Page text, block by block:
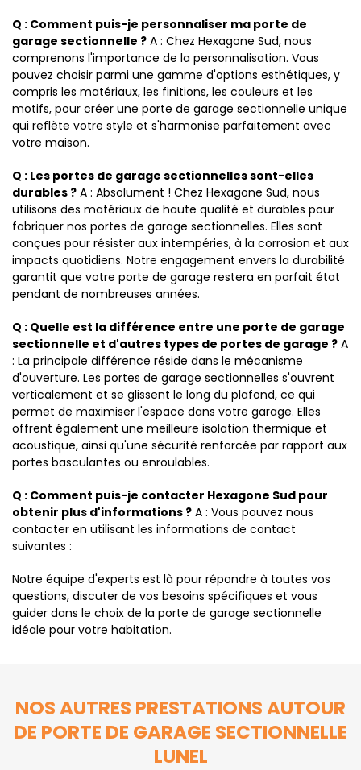
Q : Comment puis-je personnaliser ma porte de
garage sectionnelle ? A : Chez Hexagone Sud, nous
comprenons l'importance de la personnalisation. Vous
pouvez choisir parmi une gamme d'options esthétiques, y
compris les matériaux, les finitions, les couleurs et les
motifs, pour créer une porte de garage sectionnelle unique
qui reflète votre style et s'harmonise parfaitement avec
votre maison.
Q : Les portes de garage sectionnelles sont-elles
durables ? A : Absolument ! Chez Hexagone Sud, nous
utilisons des matériaux de haute qualité et durables pour
fabriquer nos portes de garage sectionnelles. Elles sont
conçues pour résister aux intempéries, à la corrosion et aux
impacts quotidiens. Notre engagement envers la durabilité
garantit que votre porte de garage restera en parfait état
pendant de nombreuses années.
Q : Quelle est la différence entre une porte de garage
sectionnelle et d'autres types de portes de garage ? A
: La principale différence réside dans le mécanisme
d'ouverture. Les portes de garage sectionnelles s'ouvrent
verticalement et se glissent le long du plafond, ce qui
permet de maximiser l'espace dans votre garage. Elles
offrent également une meilleure isolation thermique et
acoustique, ainsi qu'une sécurité renforcée par rapport aux
portes basculantes ou enroulables.
Q : Comment puis-je contacter Hexagone Sud pour
obtenir plus d'informations ? A : Vous pouvez nous
contacter en utilisant les informations de contact
suivantes :
Notre équipe d'experts est là pour répondre à toutes vos
questions, discuter de vos besoins spécifiques et vous
guider dans le choix de la porte de garage sectionnelle
idéale pour votre habitation.
NOS AUTRES PRESTATIONS AUTOUR
DE PORTE DE GARAGE SECTIONNELLE
LUNEL